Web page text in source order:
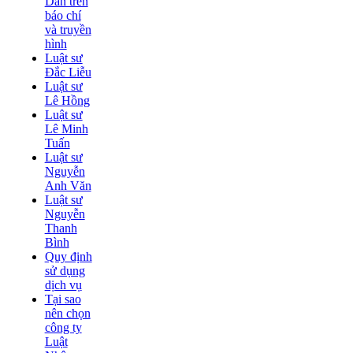
báo chí
và truyền
hình
Luật sư
Đắc Liễu
Luật sư
Lê Hồng
Luật sư
Lê Minh
Tuấn
Luật sư
Nguyễn
Anh Văn
Luật sư
Nguyễn
Thanh
Bình
Quy định
sử dụng
dịch vụ
Tại sao
nên chọn
công ty
Luật